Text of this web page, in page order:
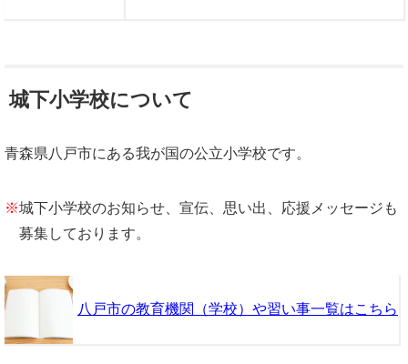
城下小学校について
青森県八戸市にある我が国の公立小学校です。
※城下小学校のお知らせ、宣伝、思い出、応援メッセージも
募集しております。
八戸市の教育機関（学校）や習い事一覧はこちら